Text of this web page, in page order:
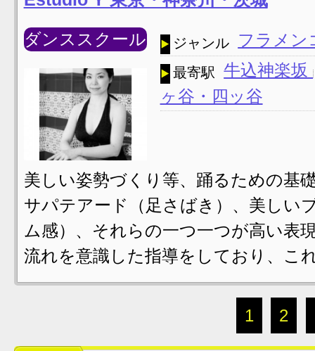
ダンススクール ジャンル フラメン
最寄駅
牛込神楽坂
ヶ谷・四ッ谷
美しい姿勢づくり等、踊るための基
サパテアード（足さばき）、美しい
ム感）、それらの一つ一つが高い表
流れを意識した指導をしており、
1 2